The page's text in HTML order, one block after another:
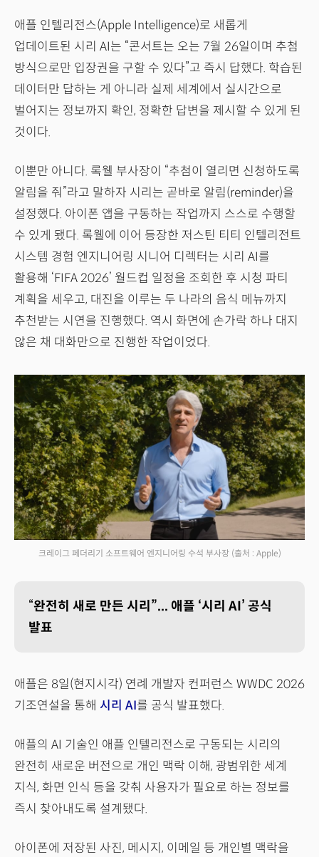
애플 인텔리전스(Apple Intelligence)로 새롭게
업데이트된 시리 AI는 “콘서트는 오는 7월 26일이며 추첨
방식으로만 입장권을 구할 수 있다”고 즉시 답했다. 학습된
데이터만 답하는 게 아니라 실제 세계에서 실시간으로
벌어지는 정보까지 확인, 정확한 답변을 제시할 수 있게 된
것이다.
이뿐만 아니다. 록웰 부사장이 “추첨이 열리면 신청하도록
알림을 줘”라고 말하자 시리는 곧바로 알림(reminder)을
설정했다. 아이폰 앱을 구동하는 작업까지 스스로 수행할
수 있게 됐다. 록웰에 이어 등장한 저스틴 티티 인텔리전트
시스템 경험 엔지니어링 시니어 디렉터는 시리 AI를
활용해 ‘FIFA 2026’ 월드컵 일정을 조회한 후 시청 파티
계획을 세우고, 대진을 이루는 두 나라의 음식 메뉴까지
추천받는 시연을 진행했다. 역시 화면에 손가락 하나 대지
않은 채 대화만으로 진행한 작업이었다.
크레이그 페더리기 소프트웨어 엔지니어링 수석 부사장 (출처 : Apple)
“완전히 새로 만든 시리”... 애플 ‘시리 AI’ 공식
발표
애플은 8일(현지시각) 연례 개발자 컨퍼런스 WWDC 2026
기조연설을 통해 시리 AI를 공식 발표했다.
애플의 AI 기술인 애플 인텔리전스로 구동되는 시리의
완전히 새로운 버전으로 개인 맥락 이해, 광범위한 세계
지식, 화면 인식 등을 갖춰 사용자가 필요로 하는 정보를
즉시 찾아내도록 설계됐다.
아이폰에 저장된 사진, 메시지, 이메일 등 개인별 맥락을